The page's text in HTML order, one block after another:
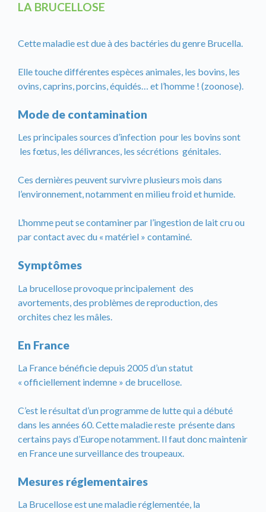
LA BRUCELLOSE
Cette maladie est due à des bactéries du genre Brucella.
Elle touche différentes espèces animales, les bovins, les
ovins, caprins, porcins, équidés… et l’homme ! (zoonose).
Mode de contamination
Les principales sources d’infection pour les bovins sont
les fœtus, les délivrances, les sécrétions génitales.
Ces dernières peuvent survivre plusieurs mois dans
l’environnement, notamment en milieu froid et humide.
L’homme peut se contaminer par l’ingestion de lait cru ou
par contact avec du « matériel » contaminé.
Symptômes
La brucellose provoque principalement des
avortements, des problèmes de reproduction, des
orchites chez les mâles.
En France
La France bénéficie depuis 2005 d’un statut
« officiellement indemne » de brucellose.
C’est le résultat d’un programme de lutte qui a débuté
dans les années 60. Cette maladie reste présente dans
certains pays d’Europe notamment. Il faut donc maintenir
en France une surveillance des troupeaux.
Mesures réglementaires
La Brucellose est une maladie réglementée, la